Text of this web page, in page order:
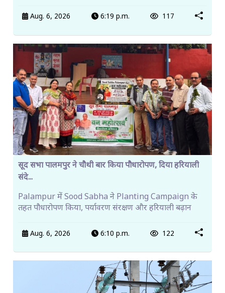
Aug. 6, 2026 6:19 p.m. 117
सूद सभा पालमपुर ने चौथी बार किया पौधारोपण, दिया हरियाली
संदे...
Palampur में Sood Sabha ने Planting Campaign के
तहत पौधारोपण किया, पर्यावरण संरक्षण और हरियाली बढ़ान
Aug. 6, 2026 6:10 p.m. 122